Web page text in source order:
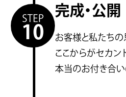
STEP
10
完成・公開
お客様と私たちの
ここからがセカン
本当のお付き合い